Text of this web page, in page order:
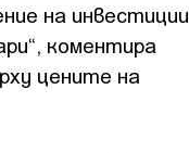
на инвестиции
коментира
цените на